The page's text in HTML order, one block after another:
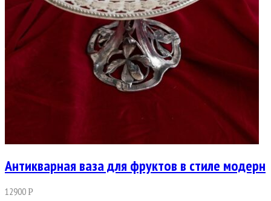
Антикварная ваза для фруктов в стиле модерн
12900Р